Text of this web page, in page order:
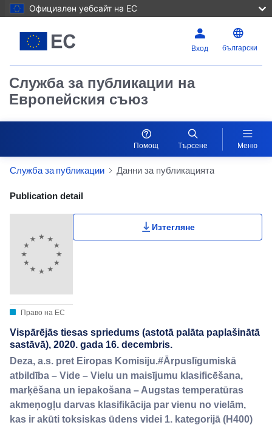
Официален уебсайт на ЕС
Вход български
Служба за публикации на
Европейския съюз
Помощ Търсене Меню
Служба за публикации Данни за публикацията
Publication Detail Actions Portlet
Publication detail
Право на ЕС
Изтегляне
Vispārējās tiesas spriedums (astotā palāta paplašinātā
sastāvā), 2020. gada 16. decembris.
Deza, a.s. pret Eiropas Komisiju.#Ārpuslīgumiskā
atbildība – Vide – Vielu un maisījumu klasificēšana,
marķēšana un iepakošana – Augstas temperatūras
akmeņogļu darvas klasifikācija par vienu no vielām,
kas ir akūti toksiskas ūdens videi 1. kategorijā (H400)